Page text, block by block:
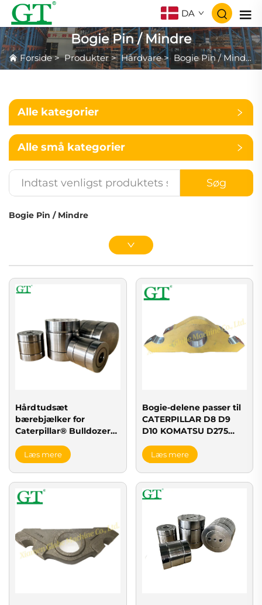
DA
Bogie Pin / Mindre
Forside>Produkter>Hårdvare> Bogie Pin / Mindre
Alle kategorier
Alle små kategorier
Søg
Bogie Pin / Mindre
Hårdtudsæt
bærebjælker for
Caterpillar® Bulldozere
løbebånds-løsninger
Læs mere
Bogie-delene passer til
CATERPILLAR D8 D9
D10 KOMATSU D275
Læs mere